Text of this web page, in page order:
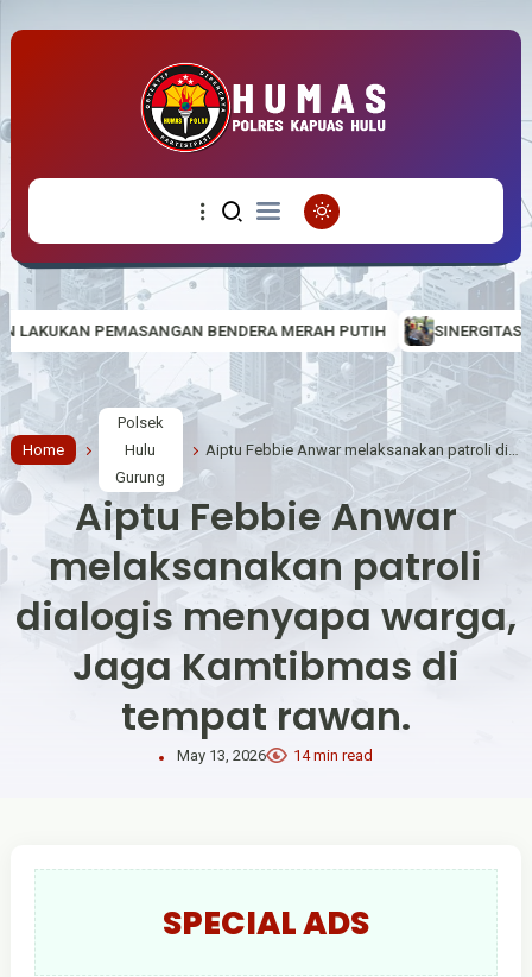
MERAH PUTIH SINERGITAS TNI-POLRI DUKUNG
Home
Polsek
Hulu
Gurung
Aiptu Febbie Anwar melaksanakan patroli dialogis menyapa warga, Jaga Kamtibmas di tempat rawan.
Aiptu Febbie Anwar
melaksanakan patroli
dialogis menyapa warga,
Jaga Kamtibmas di
tempat rawan.
May 13, 2026 14 min read
SPECIAL ADS